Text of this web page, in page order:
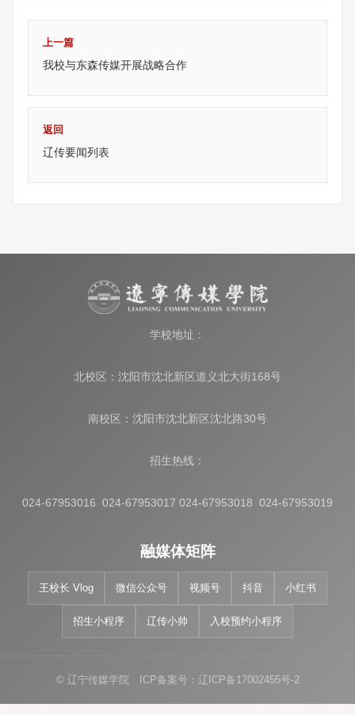
上一篇
我校与东森传媒开展战略合作
返回
辽传要闻列表
学校地址：
北校区：沈阳市沈北新区道义北大街168号
南校区：沈阳市沈北新区沈北路30号
招生热线：
024-67953016 024-67953017 024-67953018 024-67953019
融媒体矩阵
王校长 Vlog 微信公众号 视频号 抖音 小红书
招生小程序 辽传小帅 入校预约小程序
© 辽宁传媒学院 ICP备案号：辽ICP备17002455号-2